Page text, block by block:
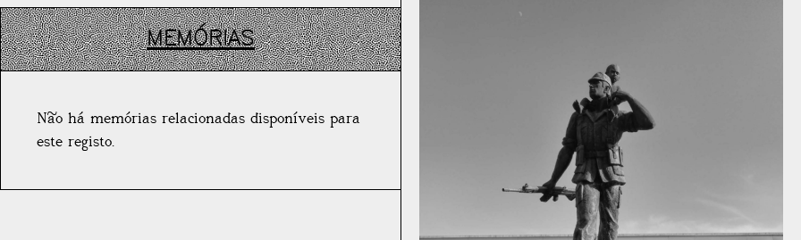
MEMÓRIAS
Não há memórias relacionadas disponíveis para
este registo.